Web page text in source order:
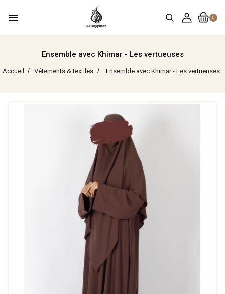
0
menu
Ensemble avec Khimar - Les vertueuses
Accueil Vêtements & textiles Ensemble avec Khimar - Les vertueuses